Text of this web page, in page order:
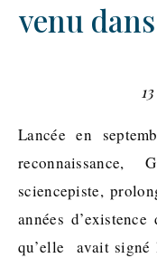
venu
Lancée en septembre juste avant la campagne de
sciencepiste,
années
qu’elle avait signé